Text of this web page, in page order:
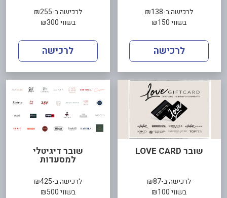
לרכישה ב-₪138
בשווי ₪150
לרכישה
לרכישה ב-₪255
בשווי ₪300
לרכישה
שובר LOVE CARD
לרכישה ב-₪87
בשווי ₪100
שובר דיגיטלי
למסעדות
לרכישה ב-₪425
בשווי ₪500